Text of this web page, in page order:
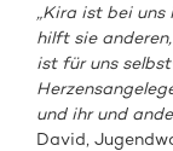
„Kira ist bei uns
hilft sie
ist für uns
und ihr und
David,